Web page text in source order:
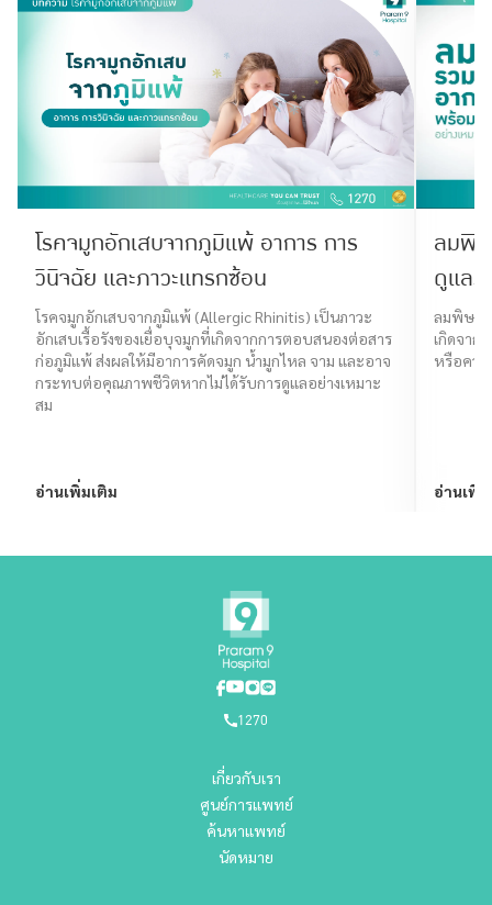
โรคจมูกอักเสบจากภูมิแพ้ อาการ การ
วินิจฉัย และภาวะแทรกซ้อน
โรคจมูกอักเสบจากภูมิแพ้ (Allergic Rhinitis) เป็นภาวะ
อักเสบเรื้อรังของเยื่อบุจมูกที่เกิดจากการตอบสนองต่อสาร
ก่อภูมิแพ้ ส่งผลให้มีอาการคัดจมูก น้ำมูกไหล จาม และอาจ
กระทบต่อคุณภาพชีวิตหากไม่ได้รับการดูแลอย่างเหมาะ
สม
อ่านเพิ่มเติม
ลมพิษ
ดูแลรั
ลมพิษ คื
เกิดจาก
หรือควา
อ่านเพิ่
1270
เกี่ยวกับเรา
ศูนย์การแพทย์
ค้นหาแพทย์
นัดหมาย